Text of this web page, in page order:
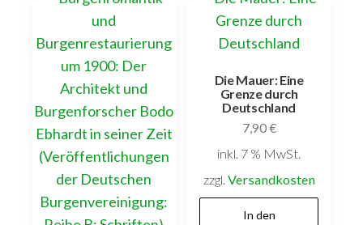
Die Mauer: Eine
Grenze durch
Deutschland
7,90€
inkl. 7 % MwSt.
zzgl. Versandkosten
In den